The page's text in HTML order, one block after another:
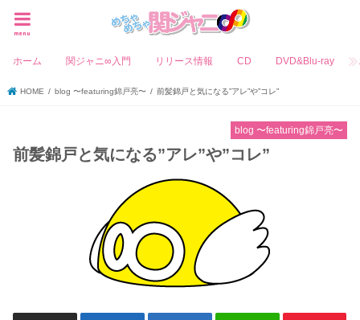
menu
ホーム 関ジャニ∞入門 リリース情報 CD DVD&Blu-ray
HOME blog 〜featuring錦戸亮〜 前髪錦戸と気になる”アレ”や”コレ”
blog 〜featuring錦戸亮〜
前髪錦戸と気になる”アレ”や”コレ”